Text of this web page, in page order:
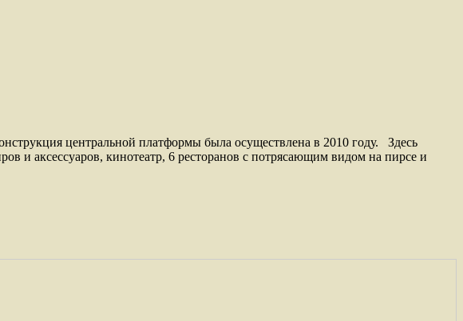
центральной платформы была осуществлена в 2010 году. Здесь
и аксессуаров, кинотеатр, 6 ресторанов с потрясающим видом на пирсе и